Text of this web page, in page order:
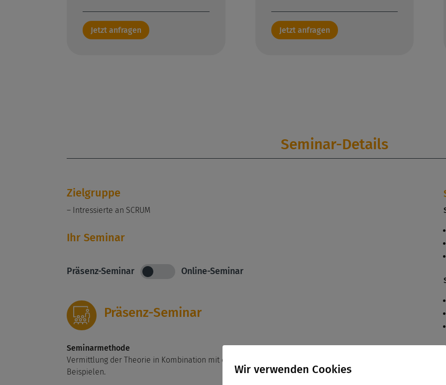
Jetzt anfragen Jetzt anfragen
Seminar-Details
Zielgruppe
– Intressierte an SCRUM
Ihr Seminar
Präsenz-Seminar Online-Seminar
Präsenz-Seminar
Seminarmethode
Vermittlung der Theorie in Kombination mit der Bearbeitung von praxisnahen
Beispielen.
Wir verwenden Cookies